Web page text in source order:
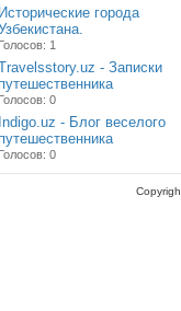
Исторические города
Голосов: 1
- Записки
путешественника
Голосов: 0
Indigo.uz - Блог веселого
путешественника
Голосов: 0